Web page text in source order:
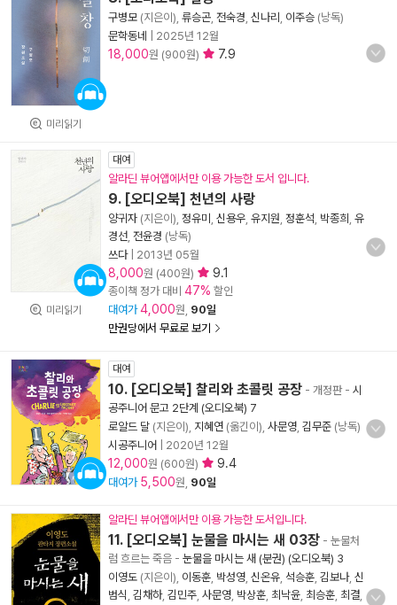
미리읽기
구병모 (지은이), 류승곤 전숙경 신나리 이주승 (낭독)
문학동네
2025년 12월
18,000원 (900원) 7.9
미리읽기
대여
알라딘 뷰어앱에서만 이용 가능한 도서 입니다.
9. [오디오북] 천년의 사랑
양귀자 (지은이), 정유미 신용우 유지원 정훈석 박종희 유
경선 전윤경 (낭독)
쓰다| 2013년 05월
8,000원 (400원) 9.1
종이책 정가 대비 47% 할인
대여가 4,000원, 90일
만권당에서 무료로 보기
대여
10. [오디오북] 찰리와 초콜릿 공장 - 개정판- 시
공주니어 문고 2단계 (오디오북) 7
로알드 달 (지은이), 지혜연 (옮긴이), 사문영 김무준 (낭독)
시공주니어
2020년 12월
12,000원 (600원) 9.4
대여가 5,500원, 90일
알라딘 뷰어앱에서만 이용 가능한 도서입니다.
11. [오디오북] 눈물을 마시는 새 03장 - 눈물처
럼 흐르는 죽음 - 눈물을 마시는 새 (분권) (오디오북) 3
이영도 (지은이), 이동훈 박성영 신온유 석승훈 김보나, 신
범식 김채하, 김민주 사문영 박상훈 최낙윤 최승훈 최결